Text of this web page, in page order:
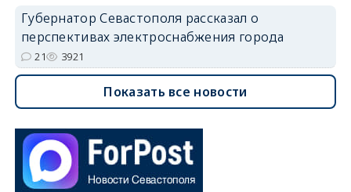
Губернатор Севастополя рассказал о
перспективах электроснабжения города
21 3921
Показать все новости